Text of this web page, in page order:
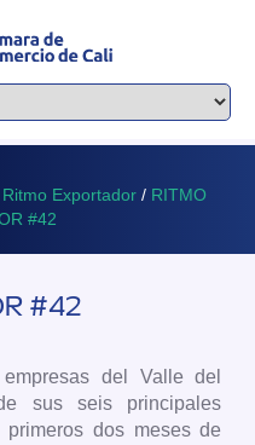
Ritmo Exportador / RITMO
#42
#42
del Valle del
sus seis principales
dos meses de